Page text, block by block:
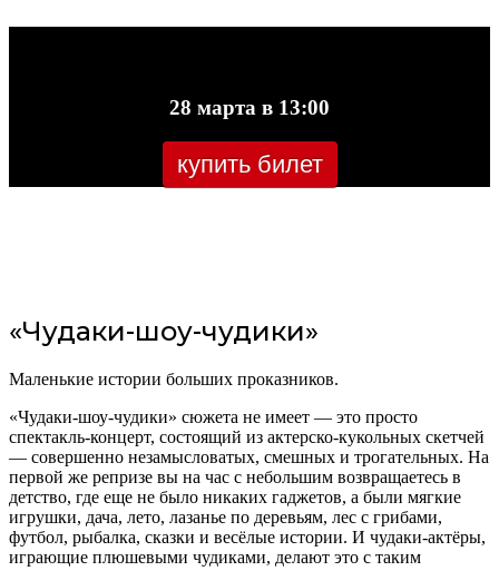
28 марта в 13:00
купить билет
«Чудаки-шоу-чудики»
Маленькие истории больших проказников.
«Чудаки-шоу-чудики» сюжета не имеет — это просто
спектакль-концерт, состоящий из актерско-кукольных скетчей
— совершенно незамысловатых, смешных и трогательных. На
первой же репризе вы на час с небольшим возвращаетесь в
детство, где еще не было никаких гаджетов, а были мягкие
игрушки, дача, лето, лазанье по деревьям, лес с грибами,
футбол, рыбалка, сказки и весёлые истории. И чудаки-актёры,
играющие плюшевыми чудиками, делают это с таким